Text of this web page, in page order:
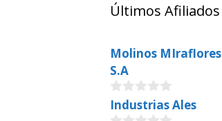
Últimos Afiliados
Molinos MIraflores
S.A
0
o
Industrias Ales